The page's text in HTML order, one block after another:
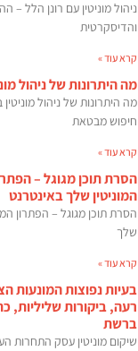
ניהול מוניטין עם רונן הלל
והדיסקרטית
קרא עוד »
מה היתרונות של ניהול
מה היתרונות של ניהול
חיפוש מבטאת
קרא עוד »
הסרת תוכן מגוגל –
המוניטין שלך באינטרנט
הסרת תוכן מגוגל – הפתרון
שלך
קרא עוד »
בעיות נפוצות המונעות
רעה, ביקורות שליליות,
ברשת
שיקום מוניטין עסק התחרות